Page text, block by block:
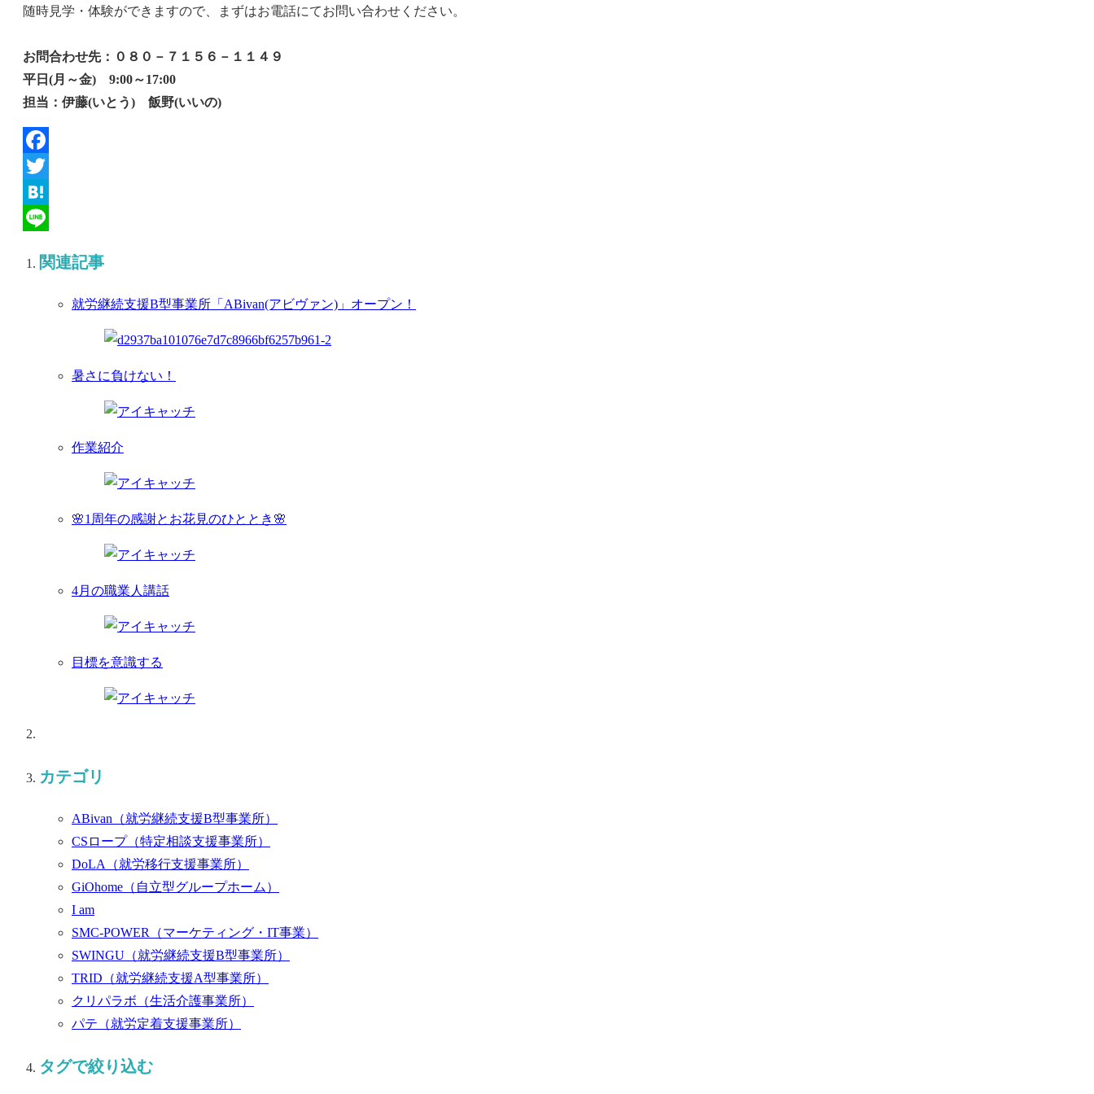
随時見学・体験ができますので、まずはお電話にてお問い合わせください。
お問合わせ先：０８０－７１５６－１１４９
平日(月～金) 9:00～17:00
担当：伊藤(いとう) 飯野(いいの)
Facebook
Twitter
Hatena
関連記事
就労継続支援B型事業所「ABivan(アビヴァン)」オープン！
暑さに負けない！
作業紹介
🌸1周年の感謝とお花見のひととき🌸
4月の職業人講話
目標を意識する
カテゴリ
ABivan （就労継続支援B型事業所）
CSロープ （特定相談支援事業所）
DoLA （就労移行支援事業所）
GiOhome （自立型グループホーム）
I am
SMC-POWER （マーケティング・IT事業）
SWINGU （就労継続支援B型事業所）
TRID （就労継続支援A型事業所）
クリパラボ （生活介護事業所）
パテ （就労定着支援事業所）
タグで絞り込む